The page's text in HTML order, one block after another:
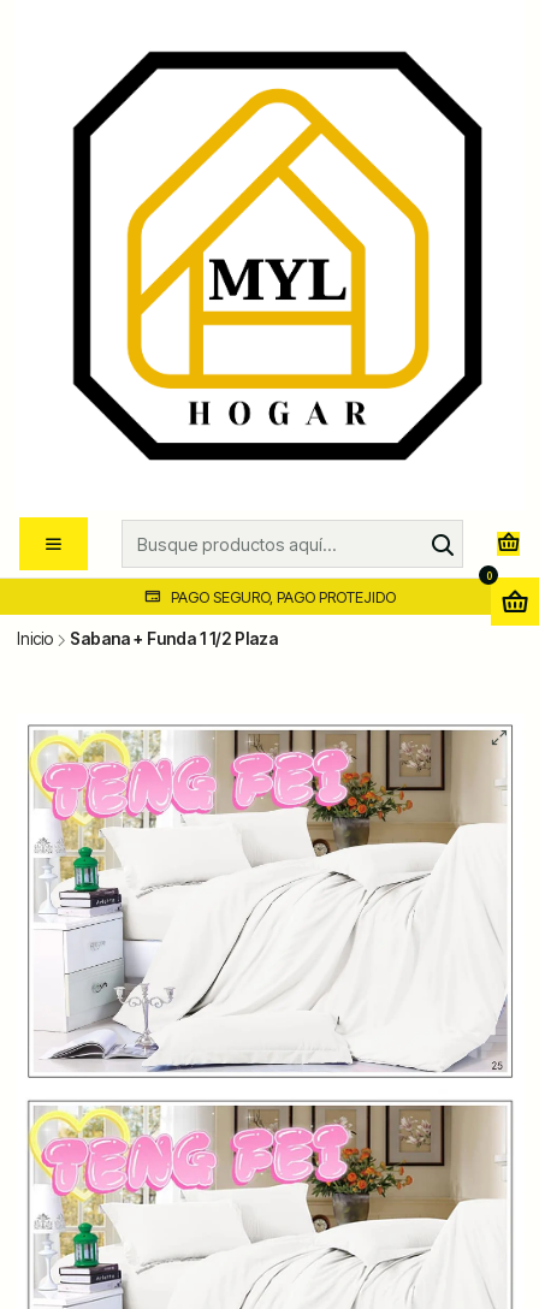
0
PAGO SEGURO, PAGO PROTEJIDO
Inicio Sabana + Funda 1 1/2 Plaza